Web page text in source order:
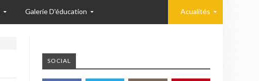
Galerie D'éducation Acualités
SOCIAL